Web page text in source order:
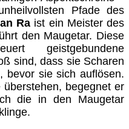
Pfade des
Ra ist ein Meister des
den Maugetar. Diese
geistgebundene
sind, dass sie Scharen
bevor sie sich auflösen.
begegnet er
die in den Maugetar